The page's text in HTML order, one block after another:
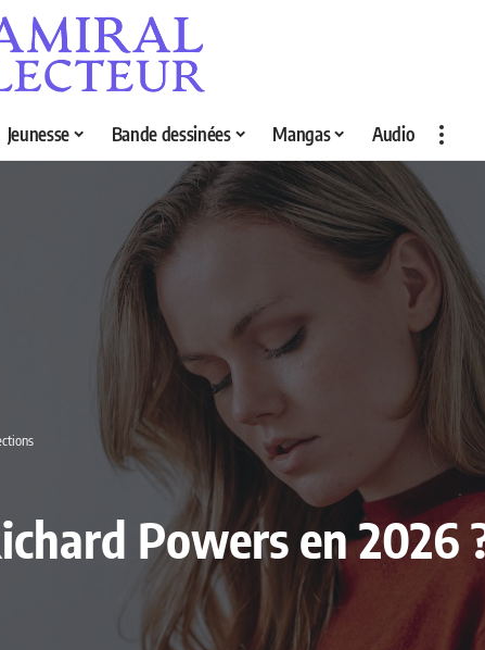
Jeunesse Bande dessinées Mangas Audio
Powers en 2026